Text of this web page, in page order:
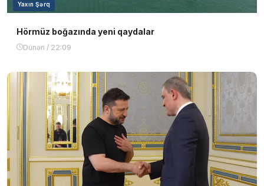
Yaxın Şərq
Hörmüz boğazında yeni qaydalar
Dünən / 22:09